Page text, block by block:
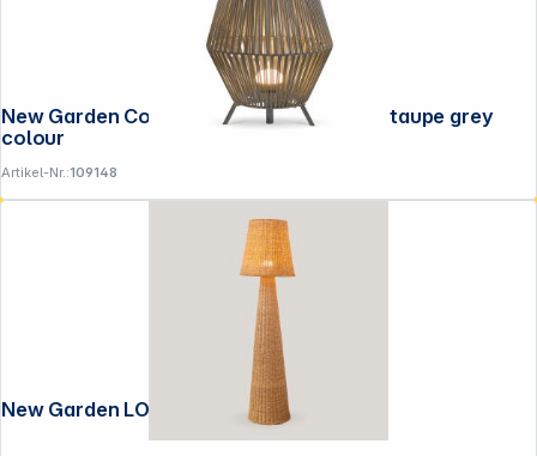
New Garden Conta 70 Recharge battery taupe grey
colour
Artikel-Nr.:109148